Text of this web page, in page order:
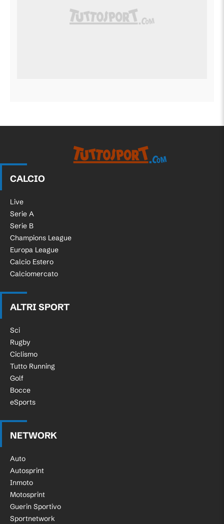
CALCIO
Live
Serie A
Serie B
Champions League
Europa League
Calcio Estero
Calciomercato
ALTRI SPORT
Sci
Rugby
Ciclismo
Tutto Running
Golf
Bocce
eSports
NETWORK
Auto
Autosprint
Inmoto
Motosprint
Guerin Sportivo
Sportnetwork